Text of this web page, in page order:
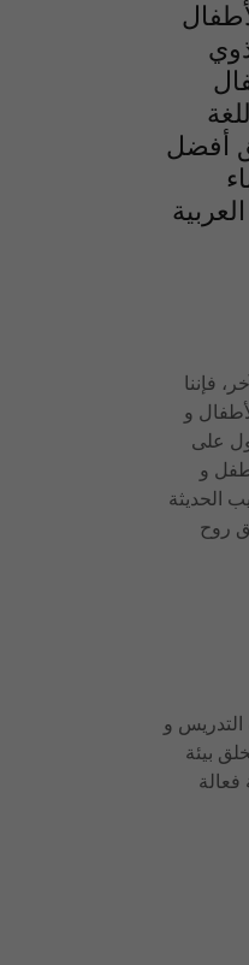
أفضل
فإننا
و
على
طفل و
الحديثة
روح
التدريس و
بيئة